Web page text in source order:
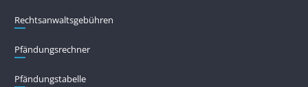
Rechtsanwaltsgebühren
Pfändungs­rechner
Pfändungs­tabelle